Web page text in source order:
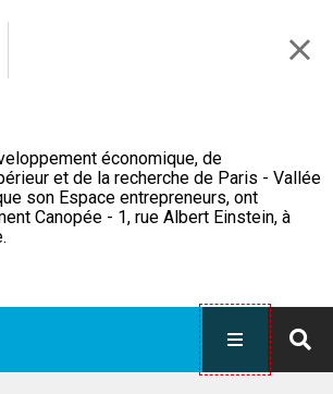
économique, de
et de la recherche de Paris - Vallée
son Espace entrepreneurs, ont
Canopée - 1, rue Albert Einstein, à